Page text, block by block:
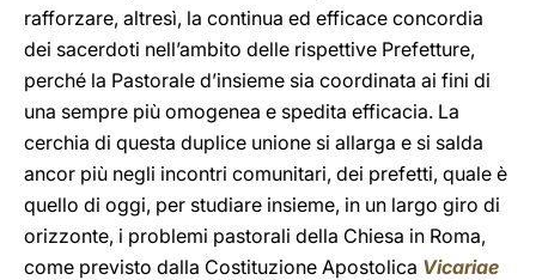
rafforzare, altresì, la continua ed efficace concordia
dei sacerdoti nell’ambito delle rispettive Prefetture,
perché la Pastorale d’insieme sia coordinata ai fini di
una sempre più omogenea e spedita efficacia. La
cerchia di questa duplice unione si allarga e si salda
ancor più negli incontri comunitari, dei prefetti, quale è
quello di oggi, per studiare insieme, in un largo giro di
orizzonte, i problemi pastorali della Chiesa in Roma,
come previsto dalla Costituzione Apostolica Vicariae